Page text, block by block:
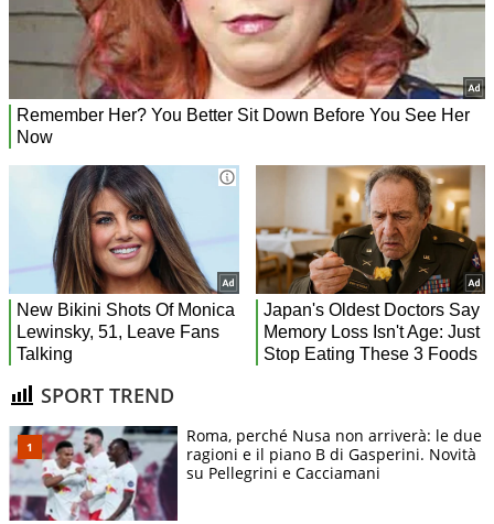
SPORT TREND
Roma, perché Nusa non arriverà: le due
ragioni e il piano B di Gasperini. Novità
su Pellegrini e Cacciamani